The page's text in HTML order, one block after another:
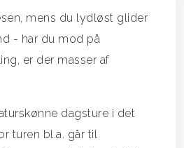
mens du lydløst glider
- har du mod på
er der masser af
dagsture i det
turen bl.a. går til